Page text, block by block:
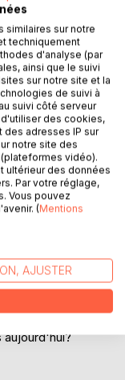
il a fini par en
qui a tué Alan
d'empathie
les trois
à l'avenir des
aussi parfois aller
qui
aujourd'hui?
similaires sur notre
techniquement
d'analyse (par
ainsi que le suivi
sur notre site et la
de suivi à
suivi côté serveur
des cookies,
adresses IP sur
notre site des
vidéo).
ultérieur des données
Par votre réglage,
Vous pouvez
(Mentions
AJUSTER